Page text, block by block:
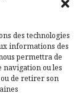
des technologies
informations des
permettra de
navigation ou les
de retirer son